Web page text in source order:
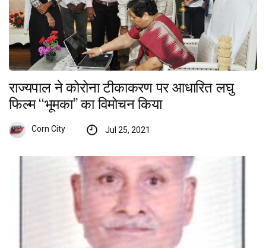
राज्यपाल ने कोरोना टीकाकरण पर आधारित लघु
फिल्म ‘‘भूमका’’ का विमोचन किया
Corn City Jul 25, 2021